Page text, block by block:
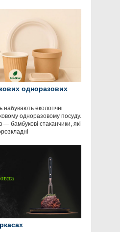
одноразових
набувають екологічні
одноразовому посуду.
— бамбукові стаканчики, які